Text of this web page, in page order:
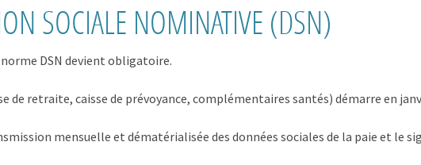
Association sportive Vie associative
comptabilité
Externalisation de la paie
Devenir bénévole
SOCIALE NOMINATIVE (DSN)
DSN devient obligatoire.
de retraite, caisse de prévoyance, complémentaires santés) démarre en
mensuelle et dématérialisée des données sociales de la paie et le